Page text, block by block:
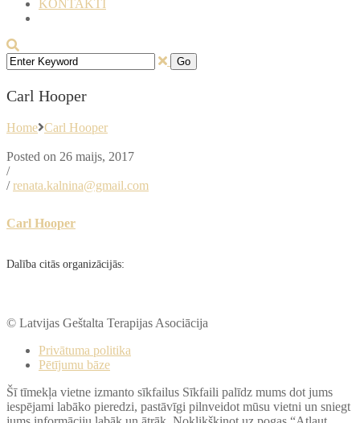
KONTAKTI
Carl Hooper
Home Carl Hooper
Posted on 26 maijs, 2017
/
/renata.kalnina@gmail.com
Carl Hooper
Dalība citās organizācijās:
© Latvijas Geštalta Terapijas Asociācija
Privātuma politika
Pētījumu bāze
Šī tīmekļa vietne izmanto sīkfailus Sīkfaili palīdz mums dot jums
iespējami labāko pieredzi, pastāvīgi pilnveidot mūsu vietni un sniegt